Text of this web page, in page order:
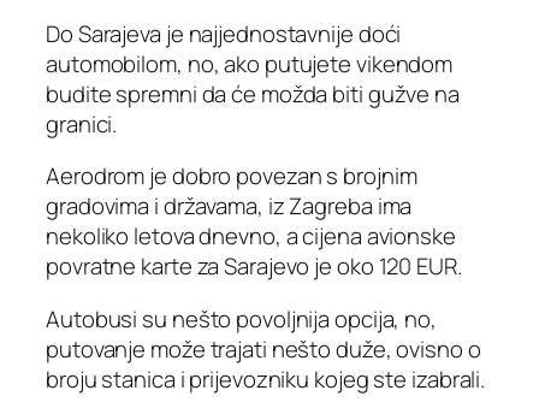
Do Sarajeva je najjednostavnije doći
automobilom, no, ako putujete vikendom
budite spremni da će možda biti gužve na
granici.
Aerodrom je dobro povezan s brojnim
gradovima i državama, iz Zagreba ima
nekoliko letova dnevno, a cijena avionske
povratne karte za Sarajevo je oko 120 EUR.
Autobusi su nešto povoljnija opcija, no,
putovanje može trajati nešto duže, ovisno o
broju stanica i prijevozniku kojeg ste izabrali.